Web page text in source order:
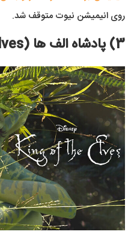
روی انیمیشن نیوت متوقف شد.
3) پادشاه الف ها (King of the Elves)